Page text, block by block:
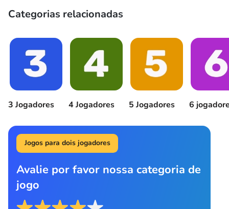
Categorias relacionadas
3 Jogadores 4 Jogadores 5 Jogadores 6
Jogos para dois jogadores
Avalie por favor nossa categoria de
jogo